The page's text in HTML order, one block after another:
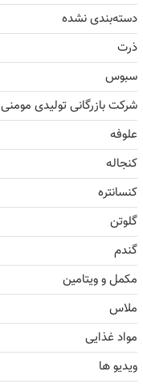
دسته‌بندی نشده
ذرت
سبوس
شرکت بازرگانی تولیدی مومنی
علوفه
کنجاله
کنسانتره
گلوتن
گندم
مکمل و ویتامین
ملاس
مواد غذایی
ویدیو ها